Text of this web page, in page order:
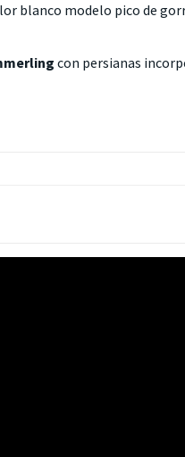
blanco modelo pico de
con persianas